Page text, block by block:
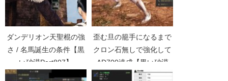
ダンデリオン天聖棍の強
さ / 名馬誕生の条件【黒
い砂漠Part807】
歪む旦の籠手になるまで
クロン石無しで強化して
AD700達成【黒い砂漠
Part4383】